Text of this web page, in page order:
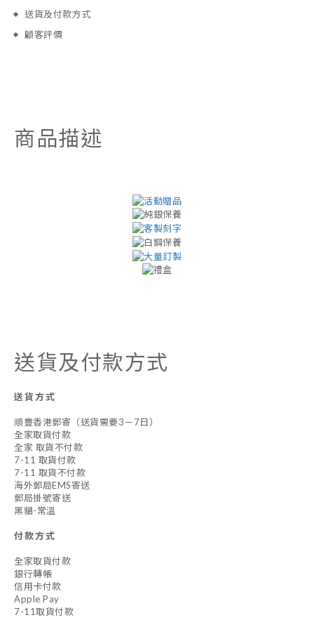
送貨及付款方式
顧客評價
商品描述
送貨及付款方式
送貨方式
順豐香港郵寄（送貨需要3－7日）
全家取貨付款
全家 取貨不付款
7-11 取貨付款
7-11 取貨不付款
海外郵局EMS寄送
郵局掛號寄送
黑貓-常溫
付款方式
全家取貨付款
銀行轉帳
信用卡付款
Apple Pay
7-11取貨付款